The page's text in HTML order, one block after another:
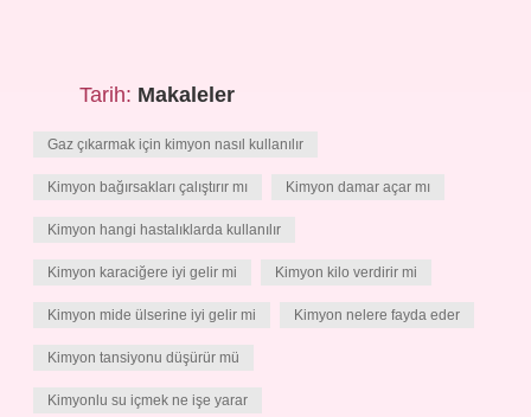
Tarih: Makaleler
Gaz çıkarmak için kimyon nasıl kullanılır
Kimyon bağırsakları çalıştırır mı Kimyon damar açar mı
Kimyon hangi hastalıklarda kullanılır
Kimyon karaciğere iyi gelir mi Kimyon kilo verdirir mi
Kimyon mide ülserine iyi gelir mi Kimyon nelere fayda eder
Kimyon tansiyonu düşürür mü
Kimyonlu su içmek ne işe yarar